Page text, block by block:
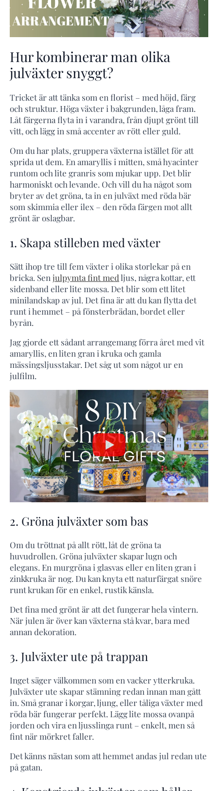
Hur kombinerar man olika
julväxter snyggt?
Tricket är att tänka som en florist – med höjd, färg
och struktur. Höga växter i bakgrunden, låga fram.
Låt färgerna flyta in i varandra, från djupt grönt till
vitt, och lägg in små accenter av rött eller guld.
Om du har plats, gruppera växterna istället för att
sprida ut dem. En amaryllis i mitten, små hyacinter
runtom och lite granris som mjukar upp. Det blir
harmoniskt och levande. Och vill du ha något som
bryter av det gröna, ta in en julväxt med röda bär
som skimmia eller ilex – den röda färgen mot allt
grönt är oslagbar.
1. Skapa stilleben med växter
Sätt ihop tre till fem växter i olika storlekar på en
bricka. Sen julpymta fint medljus, några kottar, ett
sidenband eller lite mossa. Det blir som ett litet
minilandskap av jul. Det fina är att du kan flytta det
runt i hemmet – på fönsterbrädan, bordet eller
byrån.
Jag gjorde ett sådant arrangemang förra året med vit
amaryllis, en liten gran i kruka och gamla
mässingsljusstakar. Det såg ut som något ur en
julfilm.
2. Gröna julväxter som bas
Om du tröttnat på allt rött, låt de gröna ta
huvudrollen. Gröna julväxter skapar lugn och
elegans. En murgröna i glasvas eller en liten gran i
zinkkruka är nog. Du kan knyta ett naturfärgat snöre
runt krukan för en enkel, rustik känsla.
Det fina med grönt är att det fungerar hela vintern.
När julen är över kan växterna stå kvar, bara med
annan dekoration.
3. Julväxter ute på trappan
Inget säger välkommen som en vacker ytterkruka.
Julväxter ute skapar stämning redan innan man gått
in. Små granar i korgar, ljung, eller tåliga växter med
röda bär fungerar perfekt. Lägg lite mossa ovanpå
jorden och vira en ljusslinga runt – enkelt, men så
fint när mörkret faller.
Det känns nästan som att hemmet andas jul redan ute
på gatan.